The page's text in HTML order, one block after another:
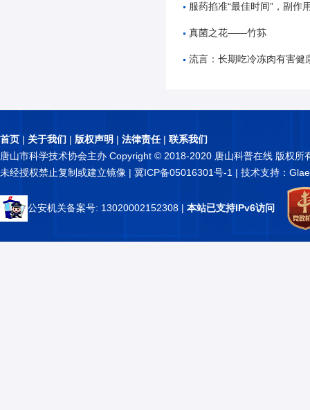
服药掐准“最佳时间”，副作
真菌之花——竹荪
流言：长期吃冷冻肉有害健
首页 | 关于我们 | 版权声明 | 法律责任| 联系我们
唐山市科学技术协会主办 Copyright © 2018-2020 唐山科普在线 版权所
未经授权禁止复制或建立镜像 | 冀ICP备05016301号-1 | 技术支持：
公安机关备案号: 13020002152308 | 本站已支持IPv6访问